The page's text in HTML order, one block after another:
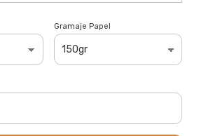
Gramaje Papel